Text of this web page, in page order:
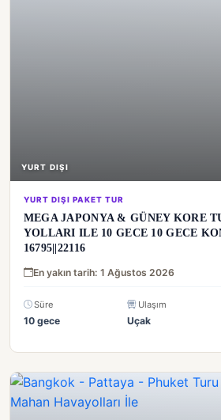
YURT DIŞI
YURT DIŞI PAKET TUR
MEGA JAPONYA & GÜNEY KORE
YOLLARI ILE 10 GECE 10 GECE
16795||22116
En yakın tarih: 1 Ağustos 2026
Süre
10 gece
Ulaşım
Uçak